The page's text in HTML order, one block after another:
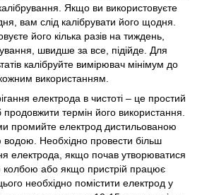
Якщо ви використовуєте
вам слід калібрувати його щодня.
його кілька разів на тиждень,
швидше за все, підійде. Для
калібруйте вимірювач мінімум до
використанням.
електрода в чистоті – це простий
продовжити термін його використання.
промийте електрод дистильованою
водою. Необхідно провести більш
електрода, якщо почав утворюватися
колбою або якщо пристрій працює
необхідно помістити електрод у